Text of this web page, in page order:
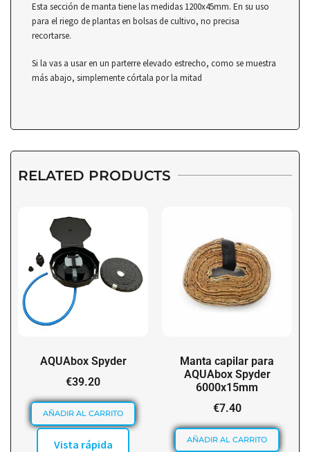
Esta sección de manta tiene las medidas 1200x45mm. En su uso
para el riego de plantas en bolsas de cultivo, no precisa
recortarse.
Si la vas a usar en un parterre elevado estrecho, como se muestra
más abajo, simplemente córtala por la mitad
RELATED PRODUCTS
AQUAbox Spyder
€39.20
AÑADIR AL CARRITO
Vista rápida
Manta capilar para
AQUAbox Spyder
6000x15mm
€7.40
AÑADIR AL CARRITO